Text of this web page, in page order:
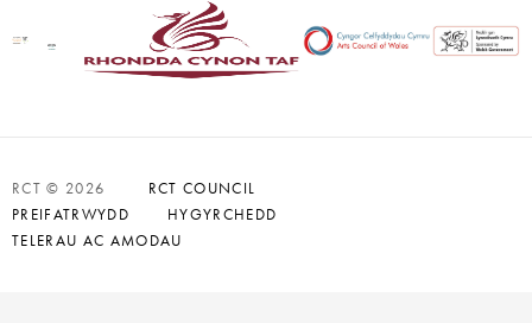
RCT © 2026
RCT COUNCIL
PREIFATRWYDD
HYGYRCHEDD
TELERAU AC AMODAU